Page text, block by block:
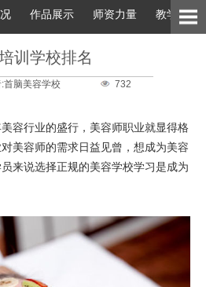
作品展示 师资力量 教学环境
训学校排名
首脑美容学校 732
容行业的盛行，美容师职业就显得格
美容师的需求日益见曾，想成为美容
来说选择正规的美容学校学习是成为